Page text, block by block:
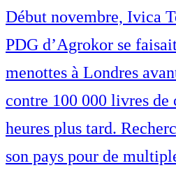
Début novembre, Ivica
PDG d’Agrokor se
menottes à Londres
contre 100 000 livres de
heures plus tard.
son pays pour de